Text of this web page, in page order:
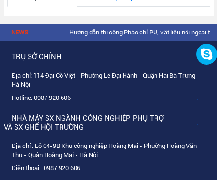
NEWS Hướng dẫn thi công Phào chỉ PU, vật liệu nội ngoại thất
TRỤ SỞ CHÍNH
Địa chỉ: 114 Đại Cồ Việt - Phường Lê Đại Hành - Quận Hai Bà Trưng -
Hà Nội
Hotline: 0987 920 606
NHÀ MÁY SX NGÀNH CÔNG NGHIỆP PHỤ TRỢ
VÀ SX GHẾ HỘI TRƯỜNG
Địa chỉ : Lô 04-9B Khu công nghiệp Hoàng Mai - Phường Hoàng Văn
Thụ - Quận Hoàng Mai - Hà Nội
Điện thoại : 0987 920 606
.